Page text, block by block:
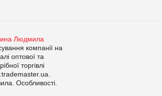
Людмила
компанії на
оптової та
торгівлі
Особливості.